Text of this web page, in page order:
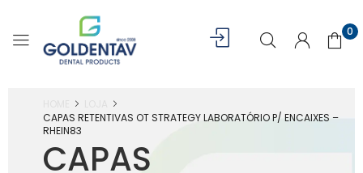
0
CAPAS
CAPAS RETENTIVAS OT STRATEGY LABORATÓRIO P/ ENCAIXES –
RHEIN83